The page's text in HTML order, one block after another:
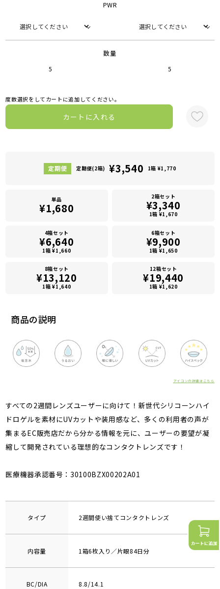
商品の説明
アイコンの詳細はこちら
すべての2週間レンズユーザーに向けて！新世代シリコーンハイ
ドロゲルを素材にUVカットや装用感など、多くの利用者の声が
集まるEC販売店だから分かる情報を元に、ユーザーの要望が凝
縮して開発されている理想的なコンタクトレンズです！
医療機器承認番号：30100BZX00202A01
タイプ 2週間使い捨てコンタクトレンズ
内容量 1箱6枚入り／片眼84日分
BC/DIA 8.8/14.1
PWR
数量
5 5
度数選択をしてカートに追加してください。
カートに入れる
定期便(2箱) ¥3,540 1箱 ¥1,770
単品
¥1,680
2箱セット
¥3,340
1箱 ¥1,670
4箱セット
¥6,640
1箱 ¥1,660
6箱セット
¥9,900
1箱 ¥1,650
8箱セット
¥13,120
1箱 ¥1,640
12箱セット
¥19,440
1箱 ¥1,620